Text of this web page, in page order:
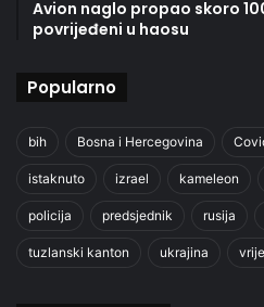
Avion naglo propao skoro
povrijeđeni u haosu
Popularno
bih Bosna i Hercegovina
istaknuto izrael kameleon
policija predsjednik rusija
tuzlanski kanton ukrajina